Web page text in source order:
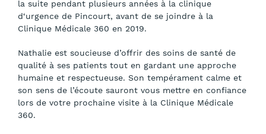
la suite pendant plusieurs années à la clinique
d‘urgence de Pincourt, avant de se joindre à la
Clinique Médicale 360 en 2019.
Nathalie est soucieuse d’offrir des soins de santé de
qualité à ses patients tout en gardant une approche
humaine et respectueuse. Son tempérament calme et
son sens de l’écoute sauront vous mettre en confiance
lors de votre prochaine visite à la Clinique Médicale
360.